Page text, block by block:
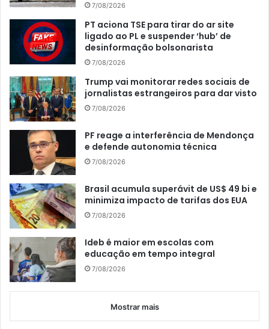
7/08/2026
PT aciona TSE para tirar do ar site
ligado ao PL e suspender ‘hub’ de
desinformação bolsonarista
7/08/2026
Trump vai monitorar redes sociais de
jornalistas estrangeiros para dar visto
7/08/2026
PF reage a interferência de Mendonça
e defende autonomia técnica
7/08/2026
Brasil acumula superávit de US$ 49 bi e
minimiza impacto de tarifas dos EUA
7/08/2026
Ideb é maior em escolas com
educação em tempo integral
7/08/2026
Mostrar mais